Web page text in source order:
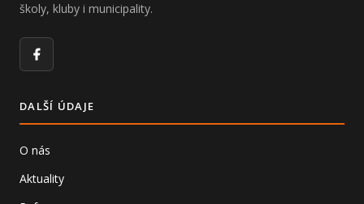
školy, kluby i municipality.
Facebook
DALŠÍ ÚDAJE
O nás
Aktuality